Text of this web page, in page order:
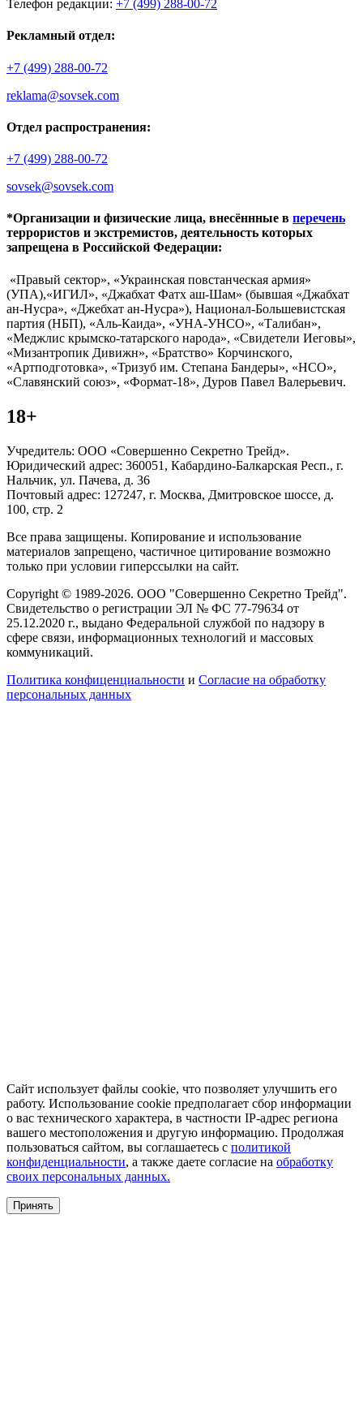
Телефон редакции: +7 (499) 288-00-72
Рекламный отдел:
+7 (499) 288-00-72
reklama@sovsek.com
Отдел распространения:
+7 (499) 288-00-72
sovsek@sovsek.com
*Организации и физические лица, внесённные в перечень
террористов и экстремистов, деятельность которых
запрещена в Российской Федерации:
«Правый сектор», «Украинская повстанческая армия»
(УПА),«ИГИЛ», «Джабхат Фатх аш-Шам» (бывшая «Джабхат
ан-Нусра», «Джебхат ан-Нусра»), Национал-Большевистская
партия (НБП), «Аль-Каида», «УНА-УНСО», «Талибан»,
«Меджлис крымско-татарского народа», «Свидетели Иеговы»,
«Мизантропик Дивижн», «Братство» Корчинского,
«Артподготовка», «Тризуб им. Степана Бандеры», «НСО»,
«Славянский союз», «Формат-18», Дуров Павел Валерьевич.
18+
Учредитель: ООО «Совершенно Секретно Трейд».
Юридический адрес: 360051, Кабардино-Балкарская Респ., г.
Нальчик, ул. Пачева, д. 36
Почтовый адрес: 127247, г. Москва, Дмитровское шоссе, д.
100, стр. 2
Все права защищены. Копирование и использование
материалов запрещено, частичное цитирование возможно
только при условии гиперссылки на сайт.
Copyright © 1989-2026. ООО "Совершенно Секретно Трейд".
Свидетельство о регистрации ЭЛ № ФС 77-79634 от
25.12.2020 г., выдано Федеральной службой по надзору в
сфере связи, информационных технологий и массовых
коммуникаций.
Политика конфиценциальности и Согласие на обработку
персональных данных
Сайт использует файлы cookie, что позволяет улучшить его
работу. Использование cookie предполагает сбор информации
о вас технического характера, в частности IP-адрес региона
вашего местоположения и другую информацию. Продолжая
пользоваться сайтом, вы соглашаетесь с политикой
конфиденциальности, а также даете согласие на обработку
своих персональных данных.
Принять